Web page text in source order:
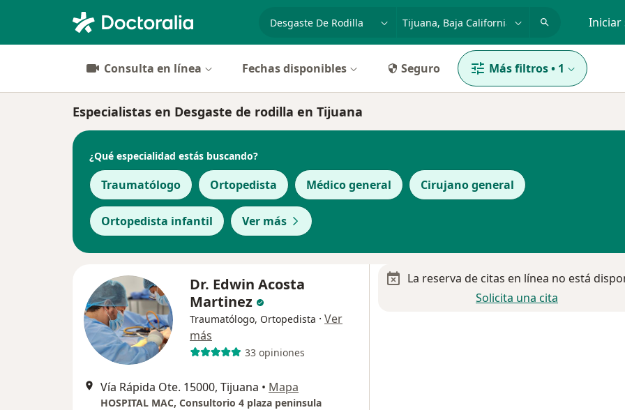
Iniciar
Consulta en línea Fechas disponibles Seguro Más filtros• 1
Especialistas en Desgaste de rodilla en Tijuana
¿Qué especialidad estás buscando?
Traumatólogo Ortopedista Médico general Cirujano general
Ortopedista infantil Ver más
Dr. Edwin Acosta
Martinez
Traumatólogo, Ortopedista · Ver
más
33 opiniones
Vía Rápida Ote. 15000, Tijuana • Mapa
HOSPITAL MAC, Consultorio 4 plaza peninsula
La reserva de citas en línea no está
Solicita una cita